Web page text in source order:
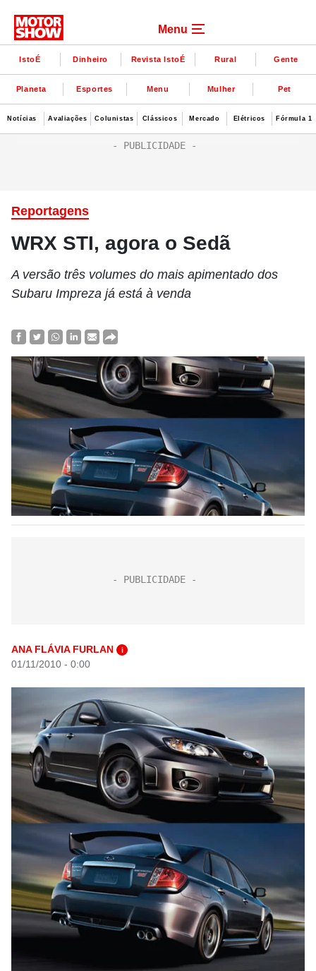
Menu
IstoÉ Dinheiro Revista IstoÉ Rural Gente
Planeta Esportes Menu Mulher Pet
Notícias Avaliações Colunistas Clássicos Mercado Elétricos Fórmula 1
Reportagens
WRX STI, agora o Sedã
A versão três volumes do mais apimentado dos
Subaru Impreza já está à venda
ANA FLÁVIA FURLAN i
01/11/2010 - 0:00